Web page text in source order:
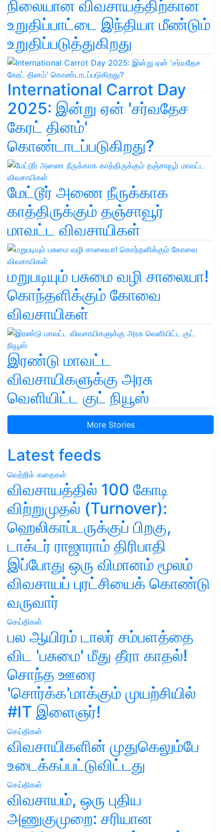
நிலையான விவசாயத்திற்கான
உறுதிப்பாட்டை இந்தியா மீண்டும்
உறுதிப்படுத்துகிறது
International Carrot Day
2025: இன்று ஏன் 'சர்வதேச
கேரட் தினம்'
கொண்டாடப்படுகிறது?
மேட்டூர் அணை நீருக்காக
காத்திருக்கும் தஞ்சாவூர்
மாவட்ட விவசாயிகள்
மறுபடியும் பசுமை வழி சாலையா!
கொந்தளிக்கும் கோவை
விவசாயிகள்
இரண்டு மாவட்ட
விவசாயிகளுக்கு அரசு
வெளியிட்ட குட் நியூஸ்
More Stories
Latest feeds
வெற்றிக் கதைகள்
விவசாயத்தில் 100 கோடி
விற்றுமுதல் (Turnover):
ஹெலிகாப்டருக்குப் பிறகு,
டாக்டர் ராஜாராம் திரிபாதி
இப்போது ஒரு விமானம் மூலம்
விவசாயப் புரட்சியைக் கொண்டு
வருவார்
செய்திகள்
பல ஆயிரம் டாலர் சம்பளத்தை
விட 'பசுமை' மீது தீரா காதல்!
சொந்த ஊரை
'சொர்க்க'மாக்கும் முயற்சியில்
#IT இளைஞர்!
செய்திகள்
விவசாயிகளின் முதுகெலும்பே
உடைக்கப்பட்டுவிட்டது
செய்திகள்
விவசாயம், ஒரு புதிய
அணுகுமுறை: சரியான